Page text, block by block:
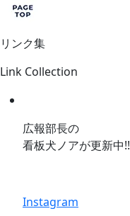
リンク集
Link Collection
広報部長の
看板犬ノアが更新中!!
Instagram